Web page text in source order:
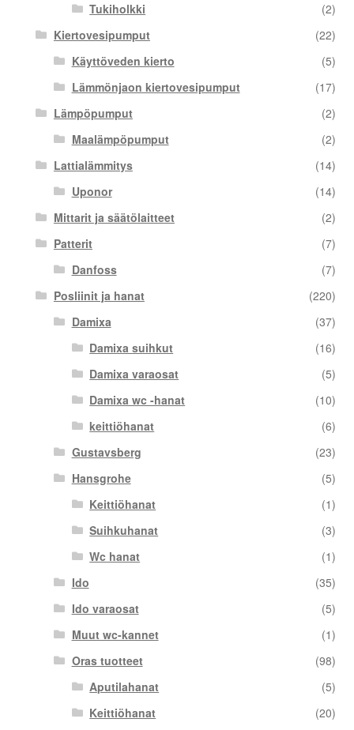
Tukiholkki
(2)
Kiertovesipumput
(22)
Käyttöveden kierto
(5)
Lämmönjaon kiertovesipumput
(17)
Lämpöpumput
(2)
Maalämpöpumput
(2)
Lattialämmitys
(14)
Uponor
(14)
Mittarit ja säätölaitteet
(2)
Patterit
(7)
Danfoss
(7)
Posliinit ja hanat
(220)
Damixa
(37)
Damixa suihkut
(16)
Damixa varaosat
(5)
Damixa wc -hanat
(10)
keittiöhanat
(6)
Gustavsberg
(23)
Hansgrohe
(5)
Keittiöhanat
(1)
Suihkuhanat
(3)
Wc hanat
(1)
Ido
(35)
Ido varaosat
(5)
Muut wc-kannet
(1)
Oras tuotteet
(98)
Aputilahanat
(5)
Keittiöhanat
(20)